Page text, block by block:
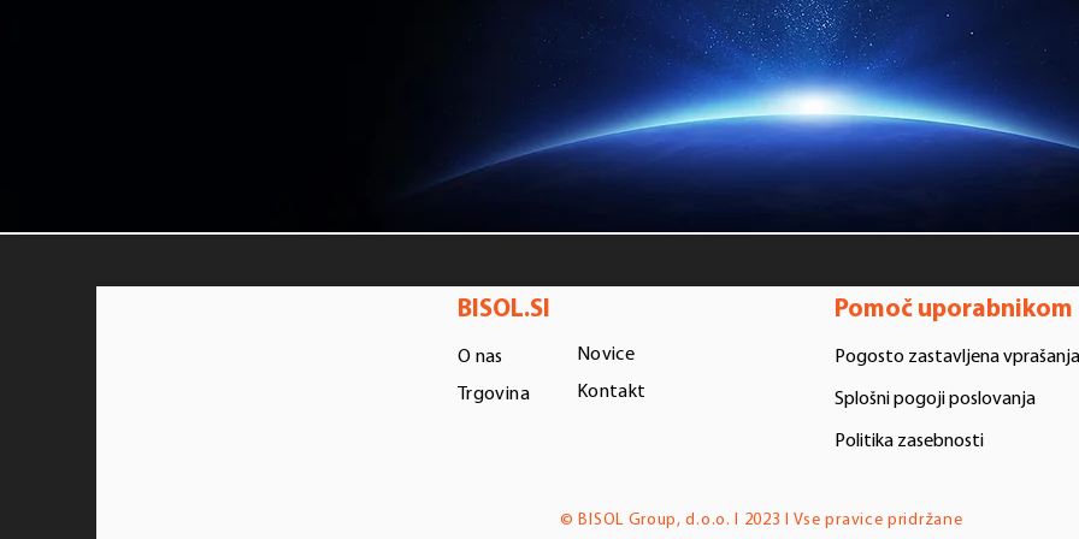
BISOL.SI
O nas
Trgovina
Novice
Kontakt
Pomoč uporabnikom
Pogosto zastavljena vprašanja
Splošni pogoji poslovanja
Politika zasebnosti
© BISOL Group, d.o.o. I 2023 I Vse pravice pridržane